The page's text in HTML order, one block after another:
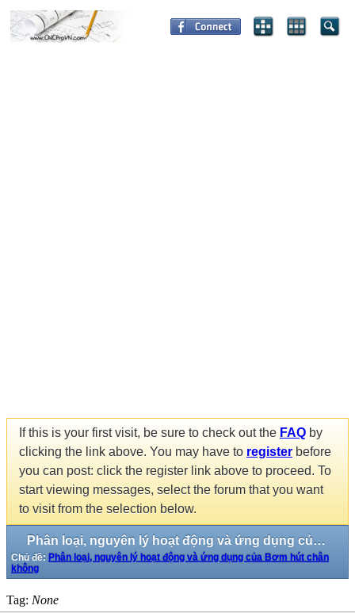
If this is your first visit, be sure to check out the FAQ by
clicking the link above. You may have to register before
you can post: click the register link above to proceed. To
start viewing messages, select the forum that you want
to visit from the selection below.
Phân loại, nguyên lý hoạt động và ứng dụng của Bơm hút chân không
Chủ đề: Phân loại, nguyên lý hoạt động và ứng dụng của Bơm hút chân
không
Tag: None